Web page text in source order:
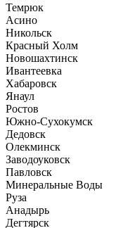
Темрюк
Асино
Никольск
Красный Холм
Новошахтинск
Ивантеевка
Хабаровск
Янаул
Ростов
Южно-Сухокумск
Дедовск
Олекминск
Заводоуковск
Павловск
Минеральные Воды
Руза
Анадырь
Дегтярск